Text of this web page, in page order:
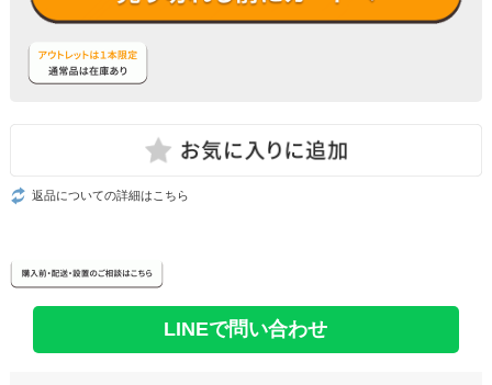
返品についての詳細はこちら
LINEで問い合わせ